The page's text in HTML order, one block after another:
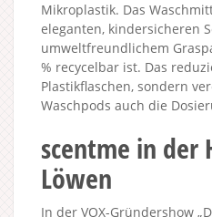
Mikroplastik. Das
eleganten, kindersicheren
umweltfreundlichem
% recycelbar ist. Das
Plastikflaschen, sondern
Waschpods auch die
scentme in der
Löwen
In der VOX-Gründershow